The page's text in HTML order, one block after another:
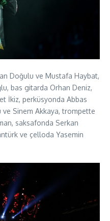
Doğulu ve Mustafa Haybat,
bas gitarda Orhan Deniz,
İkiz, perküsyonda Abbas
Sinem Akkaya, trompette
saksafonda Serkan
ve çelloda Yasemin